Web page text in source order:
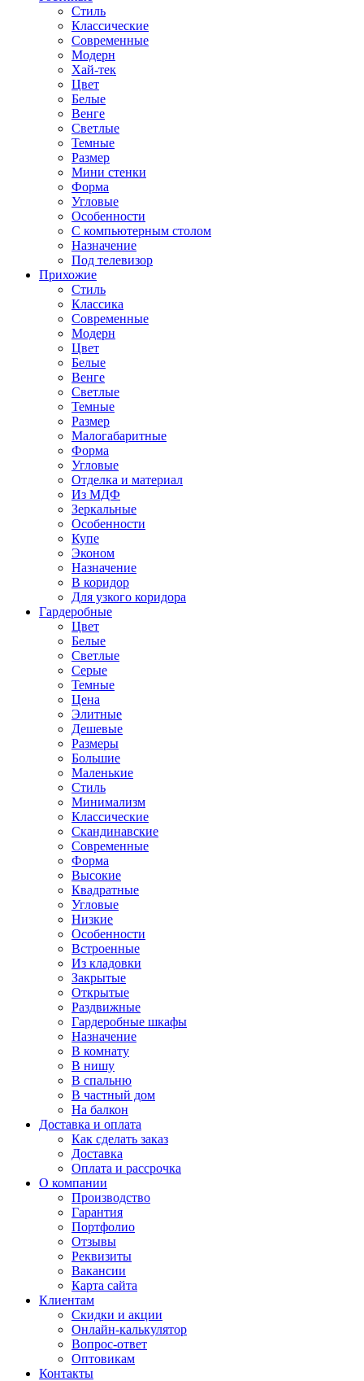
Стиль
Классические
Современные
Модерн
Хай-тек
Цвет
Белые
Венге
Светлые
Темные
Размер
Мини стенки
Форма
Угловые
Особенности
С компьютерным столом
Назначение
Под телевизор
Прихожие
Стиль
Классика
Современные
Модерн
Цвет
Белые
Венге
Светлые
Темные
Размер
Малогабаритные
Форма
Угловые
Отделка и материал
Из МДФ
Зеркальные
Особенности
Купе
Эконом
Назначение
В коридор
Для узкого коридора
Гардеробные
Цвет
Белые
Светлые
Серые
Темные
Цена
Элитные
Дешевые
Размеры
Большие
Маленькие
Стиль
Минимализм
Классические
Скандинавские
Современные
Форма
Высокие
Квадратные
Угловые
Низкие
Особенности
Встроенные
Из кладовки
Закрытые
Открытые
Раздвижные
Гардеробные шкафы
Назначение
В комнату
В нишу
В спальню
В частный дом
На балкон
Доставка и оплата
Как сделать заказ
Доставка
Оплата и рассрочка
О компании
Производство
Гарантия
Портфолио
Отзывы
Реквизиты
Вакансии
Карта сайта
Клиентам
Скидки и акции
Онлайн-калькулятор
Вопрос-ответ
Оптовикам
Контакты